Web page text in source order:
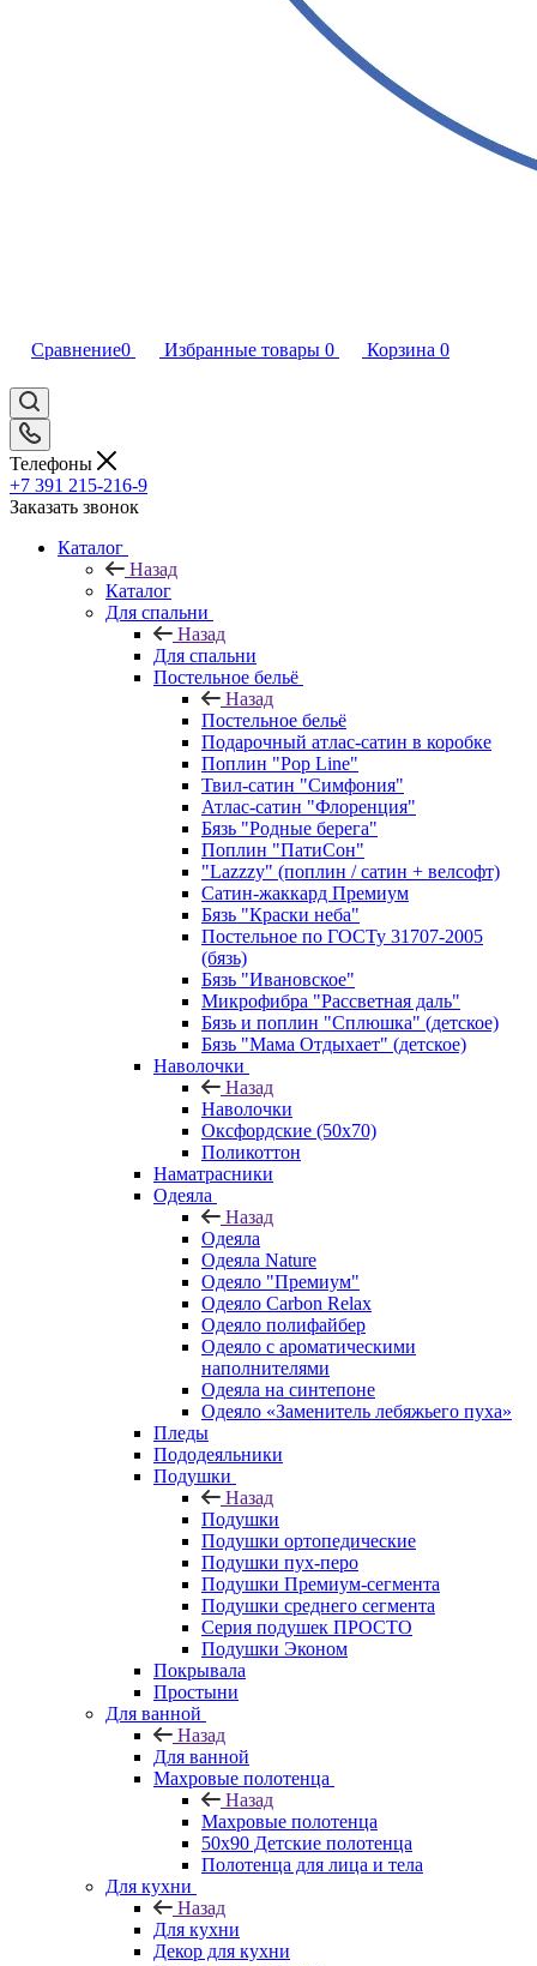
Сравнение0 Избранные товары 0 Корзина 0
Телефоны
+7 391 215-216-9
Заказать звонок
Каталог
Назад
Каталог
Для спальни
Назад
Для спальни
Постельное бельё
Назад
Постельное бельё
Подарочный атлас-сатин в коробке
Поплин "Pop Line"
Твил-сатин "Симфония"
Атлас-сатин "Флоренция"
Бязь "Родные берега"
Поплин "ПатиСон"
"Lazzzy" (поплин / сатин + велсофт)
Сатин-жаккард Премиум
Бязь "Краски неба"
Постельное по ГОСТу 31707-2005
(бязь)
Бязь "Ивановское"
Микрофибра "Рассветная даль"
Бязь и поплин "Сплюшка" (детское)
Бязь "Мама Отдыхает" (детское)
Наволочки
Назад
Наволочки
Оксфордские (50х70)
Поликоттон
Наматрасники
Одеяла
Назад
Одеяла
Одеяла Nature
Одеяло "Премиум"
Одеяло Carbon Relax
Одеяло полифайбер
Одеяло с ароматическими
наполнителями
Одеяла на синтепоне
Одеяло «Заменитель лебяжьего пуха»
Пледы
Пододеяльники
Подушки
Назад
Подушки
Подушки ортопедические
Подушки пух-перо
Подушки Премиум-сегмента
Подушки среднего сегмента
Серия подушек ПРОСТО
Подушки Эконом
Покрывала
Простыни
Для ванной
Назад
Для ванной
Махровые полотенца
Назад
Махровые полотенца
50х90 Детские полотенца
Полотенца для лица и тела
Для кухни
Назад
Для кухни
Декор для кухни